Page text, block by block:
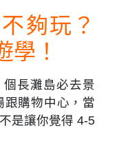
夠玩？
學！
個長灘島必去景
跟購物中心，當
是讓你覺得 4-5